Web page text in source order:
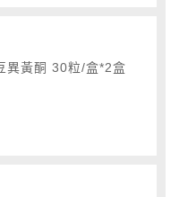
異黃酮 30粒/盒*2盒